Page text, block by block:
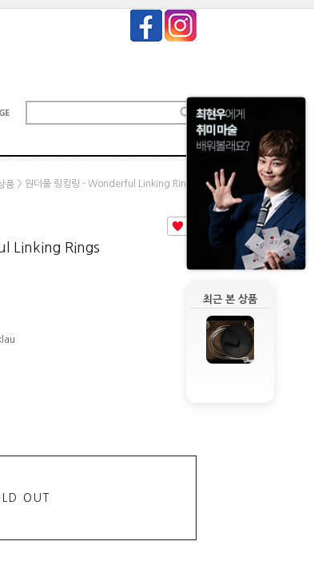
최근 본 상품
품 > 원더풀 링킹링 - Wonderful Linking Rings
Linking Rings
OUT